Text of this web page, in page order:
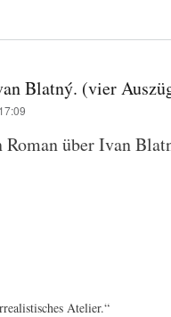
Blatný. (vier
über Ivan
Atelier.“